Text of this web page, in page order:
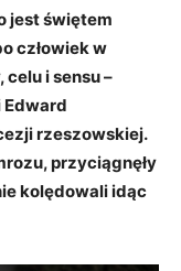
jest świętem
człowiek w
i sensu –
Edward
rzeszowskiej.
przyciągnęły
kolędowali idąc